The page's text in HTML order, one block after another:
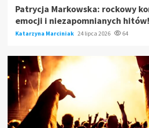
Patrycja Markowska: rockowy
emocji i niezapomnianych hitów!
Katarzyna Marciniak 24 lipca 2026 64